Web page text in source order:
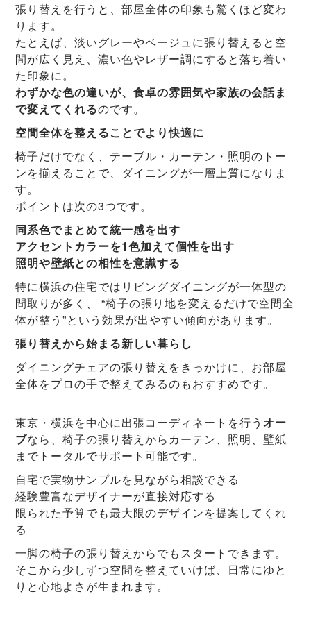
張り替えを行うと、部屋全体の印象も驚くほど変わ
ります。
たとえば、淡いグレーやベージュに張り替えると空
間が広く見え、濃い色やレザー調にすると落ち着い
た印象に。
わずかな色の違いが、食卓の雰囲気や家族の会話ま
で変えてくれるのです。
空間全体を整えることでより快適に
椅子だけでなく、テーブル・カーテン・照明のトー
ンを揃えることで、ダイニングが一層上質になりま
す。
ポイントは次の3つです。
同系色でまとめて統一感を出す
アクセントカラーを1色加えて個性を出す
照明や壁紙との相性を意識する
特に横浜の住宅ではリビングダイニングが一体型の
間取りが多く、 “椅子の張り地を変えるだけで空間全
体が整う”という効果が出やすい傾向があります。
張り替えから始まる新しい暮らし
ダイニングチェアの張り替えをきっかけに、お部屋
全体をプロの手で整えてみるのもおすすめです。
東京・横浜を中心に出張コーディネートを行う オー
ブなら、椅子の張り替えからカーテン、照明、壁紙
までトータルでサポート可能です。
自宅で実物サンプルを見ながら相談できる
経験豊富なデザイナーが直接対応する
限られた予算でも最大限のデザインを提案してくれ
る
一脚の椅子の張り替えからでもスタートできます。
そこから少しずつ空間を整えていけば、日常にゆと
りと心地よさが生まれます。